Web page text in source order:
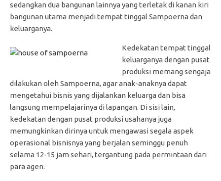
sedangkan dua bangunan lainnya yang terletak di kanan kiri
bangunan utama menjadi tempat tinggal Sampoerna dan
keluarganya.
Kedekatan tempat tinggal
keluarganya dengan pusat
produksi memang sengaja
dilakukan oleh Sampoerna, agar anak-anaknya dapat
mengetahui bisnis yang dijalankan keluarga dan bisa
langsung mempelajarinya di lapangan. Di sisi lain,
kedekatan dengan pusat produksi usahanya juga
memungkinkan dirinya untuk mengawasi segala aspek
operasional bisnisnya yang berjalan seminggu penuh
selama 12-15 jam sehari, tergantung pada permintaan dari
para agen.